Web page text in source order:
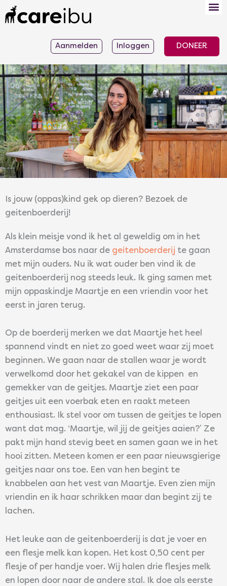
naar
Aanmelden Inloggen DONEER
Is jouw (oppas)kind gek op dieren? Bezoek de
geitenboerderij!
Als klein meisje vond ik het al geweldig om in het
Amsterdamse bos naar de geitenboerderij te gaan
met mijn ouders. Nu ik wat ouder ben vind ik de
geitenboerderij nog steeds leuk. Ik ging samen met
mijn oppaskindje Maartje en een vriendin voor het
eerst in jaren terug.
Op de boerderij merken we dat Maartje het heel
spannend vindt en niet zo goed weet waar zij moet
beginnen. We gaan naar de stallen waar je wordt
verwelkomd door het gekakel van de kippen en
gemekker van de geitjes. Maartje ziet een paar
geitjes uit een voerbak eten en raakt meteen
enthousiast. Ik stel voor om tussen de geitjes te lopen
want dat mag. ‘Maartje, wil jij de geitjes aaien?’ Ze
pakt mijn hand stevig beet en samen gaan we in het
hooi zitten. Meteen komen er een paar nieuwsgierige
geitjes naar ons toe. Een van hen begint te
knabbelen aan het vest van Maartje. Even zien mijn
vriendin en ik haar schrikken maar dan begint zij te
lachen.
Het leuke aan de geitenboerderij is dat je voer en
een flesje melk kan kopen. Het kost 0,50 cent per
flesje of per handje voer. Wij halen drie flesjes melk
en lopen door naar de andere stal. Ik doe als eerste